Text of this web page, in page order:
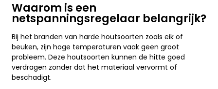
Waarom is een
netspanningsregelaar belangrijk?
Bij het branden van harde houtsoorten zoals eik of
beuken, zijn hoge temperaturen vaak geen groot
probleem. Deze houtsoorten kunnen de hitte goed
verdragen zonder dat het materiaal vervormt of
beschadigt.